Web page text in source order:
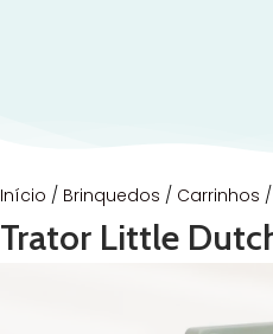
Início / Brinquedos / Carrinhos
Trator Little